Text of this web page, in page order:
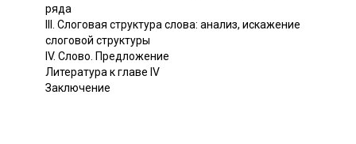
ряда
III. Слоговая структура слова: анализ, искажение
слоговой структуры
IV. Слово. Предложение
Литература к главе IV
Заключение